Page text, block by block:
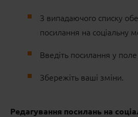
З випадаючого списку
посилання на соціальну
Введіть посилання у
Збережіть ваші зміни.
Редагування посилань на